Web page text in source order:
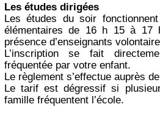
Les études dirigées
Les études du soir
élémentaires de 16 h 15 à 17
présence d’enseignants
L’inscription se fait
fréquentée par votre enfant.
Le règlement s’effectue auprès
Le tarif est dégressif si
famille fréquentent l’école.